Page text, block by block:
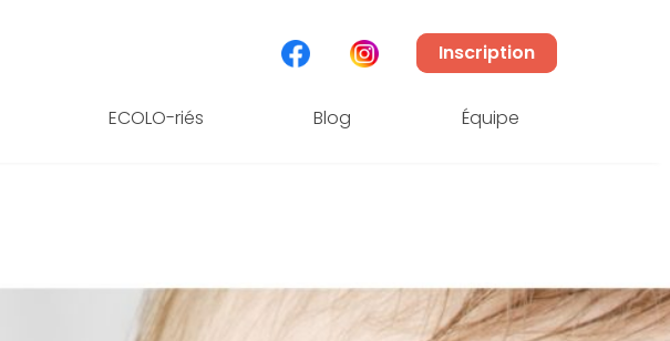
Inscription
ECOLO-riés Blog Équipe